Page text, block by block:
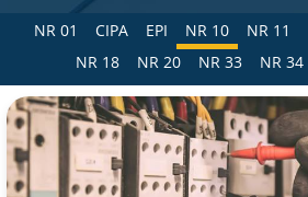
NR 01 CIPA EPI NR 10 NR 11
NR 18
NR 20 NR 33 NR 34